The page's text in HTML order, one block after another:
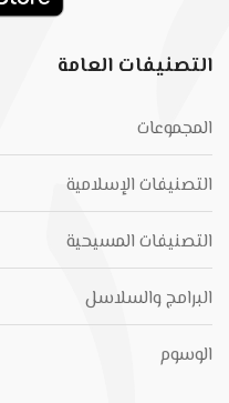
التصنيفات العامة
المجموعات
التصنيفات الإسلامية
التصنيفات المسيحية
البرامج والسلاسل
الوسوم